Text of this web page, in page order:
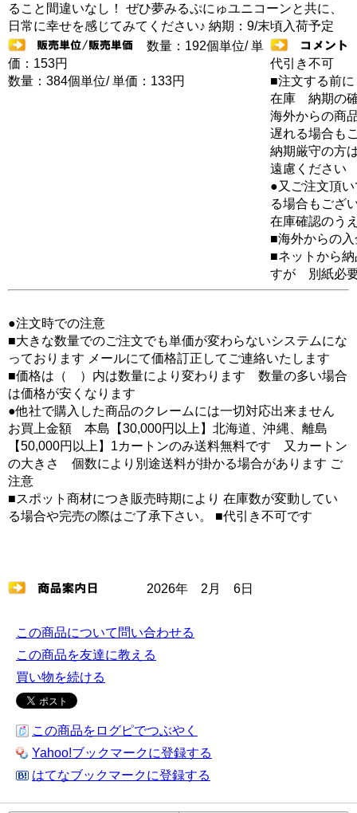
ること間違いなし！ ぜひ夢みるぷにゅユニコーンと共に、
日常に幸せを感じてみてください♪ 納期：9/末頃入荷予定
数量：192個単位/ 単
価：153円
数量：384個単位/ 単価：133円
代引き不可
■注文する前に
在庫 納期の
海外からの商
遅れる場合も
納期厳守の方
遠慮ください
●又ご注文頂
る場合もござ
在庫確認のう
■海外からの
■ネットから
すが 別紙必
●注文時での注意
■大きな数量でのご注文でも単価が変わらないシステムにな
っております メールにて価格訂正してご連絡いたします
■価格は（ ）内は数量により変わります 数量の多い場合
は価格が安くなります
●他社で購入した商品のクレームには一切対応出来ません
お買上金額 本島【30,000円以上】北海道、沖縄、離島
【50,000円以上】1カートンのみ送料無料です 又カートン
の大きさ 個数により別途送料が掛かる場合があります ご
注意
■スポット商材につき販売時期により 在庫数が変動してい
る場合や完売の際はご了承下さい。 ■代引き不可です
2026年 2月 6日
この商品について問い合わせる
この商品を友達に教える
買い物を続ける
この商品をログピでつぶやく
Yahoo!ブックマークに登録する
はてなブックマークに登録する